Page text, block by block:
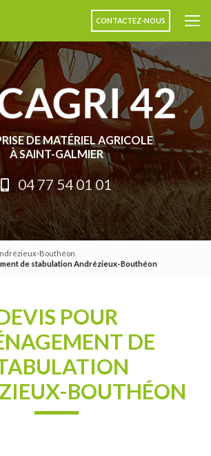
CONTACTEZ-NOUS
DE MATÉRIEL AGRICOLE
À SAINT-GALMIER
04 77 54 01 01
Bouthéon
de stabulation Andrézieux-Bouthéon
POUR
DE
BOUTHÉON